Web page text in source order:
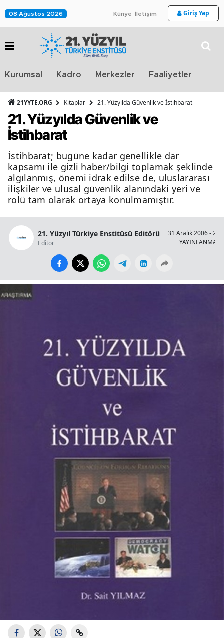
08 Ağustos 2026 Künye İletişim Giriş Yap
Kurumsal Kadro Merkezler Faaliyetler
21YYTE.ORG Kitaplar 21. Yüzyılda Güvenlik ve İstihbarat
21. Yüzyılda Güvenlik ve
İstihbarat
İstihbarat; bugüne kadar genellikle dar
kapsamı ile gizli haber/bilgi toplamak şeklinde
algılanmış, önemi idrak edilse de, uluslararası
ilişkiler ve ulusal güvenlik alanındaki yeri ve
rolü tam olarak ortaya konulmamıştır.
21. Yüzyıl Türkiye Enstitüsü Editörü
Editör
31 Aralık 2006 -
YAYINLANMA